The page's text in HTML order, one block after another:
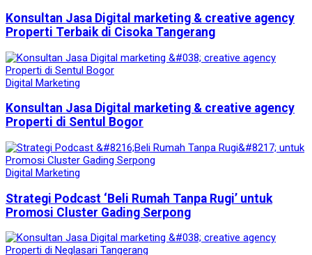
Konsultan Jasa Digital marketing & creative agency
Properti Terbaik di Cisoka Tangerang
Digital Marketing
Konsultan Jasa Digital marketing & creative agency
Properti di Sentul Bogor
Digital Marketing
Strategi Podcast ‘Beli Rumah Tanpa Rugi’ untuk
Promosi Cluster Gading Serpong